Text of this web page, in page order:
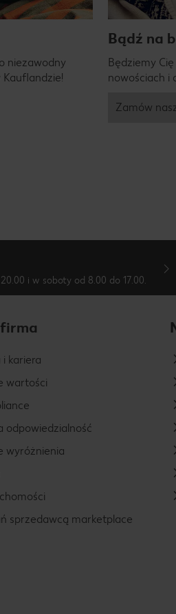
niezawodny
Bądź na
Będziemy
nowościach i
Zamów
i w soboty od 8.00 do 17.00.
i kariera
wartości
odpowiedzialność
wyróżnienia
sprzedawcą marketplace